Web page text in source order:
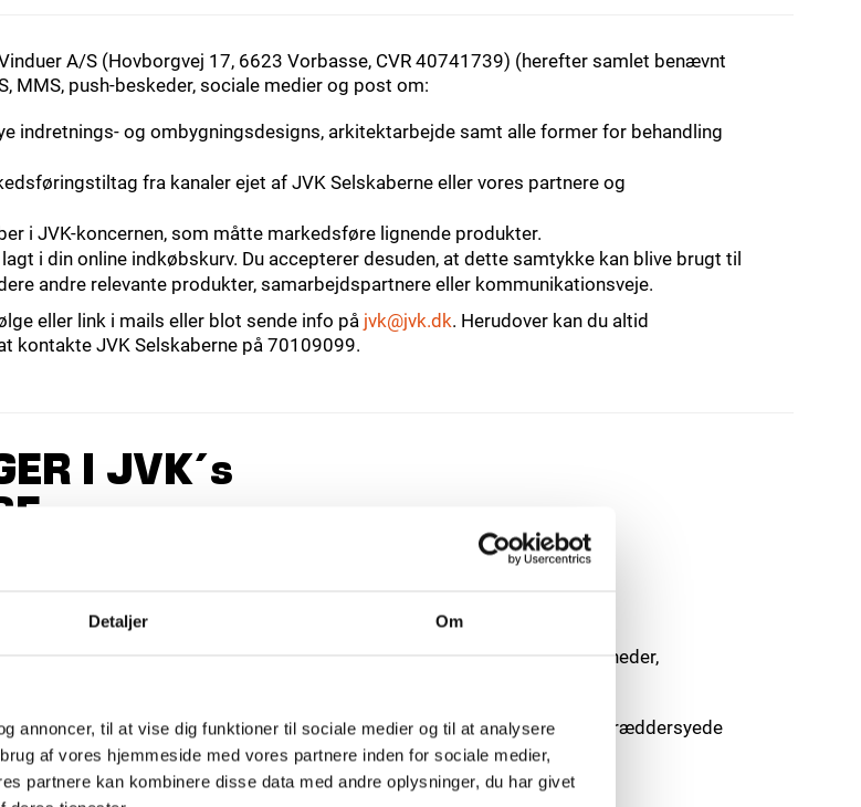
Detaljer Om
annoncer, til at vise dig funktioner til sociale medier og til at analysere
af vores hjemmeside med vores partnere inden for sociale medier,
partnere kan kombinere disse data med andre oplysninger, du har givet
A/S (Hovborgvej 17, 6623 Vorbasse, CVR 40741739) (herefter samlet benævnt
MMS, push-beskeder, sociale medier og post om:
indretnings- og ombygningsdesigns, arkitektarbejde samt alle former for behandling
fra kanaler ejet af JVK Selskaberne eller vores partnere og
i JVK-koncernen, som måtte markedsføre lignende produkter.
i din online indkøbskurv. Du accepterer desuden, at dette samtykke kan blive brugt til
andre relevante produkter, samarbejdspartnere eller kommunikationsveje.
eller link i mails eller blot sende info på jvk@jvk.dk. Herudover kan du altid
kontakte JVK Selskaberne på 70109099.
I JVK´s
generelle fortrolighedspolitik, som du kan finde
og sende dig markedsføring, herunder kampagnetilbud, nyheder,
dig markedsføring, der matcher dine interesser, og at sende dig skræddersyede